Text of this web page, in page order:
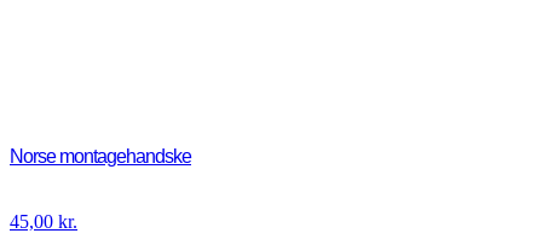
Norse montagehandske
45,00 kr.